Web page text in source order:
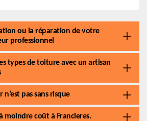
ou la réparation de votre
professionnel
types de toiture avec un artisan
pas sans risque
moindre coût à Francieres.